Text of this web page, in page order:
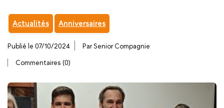
Actualités Anniversaires
Publié le 07/10/2024 Par Senior Compagnie
Commentaires (0)